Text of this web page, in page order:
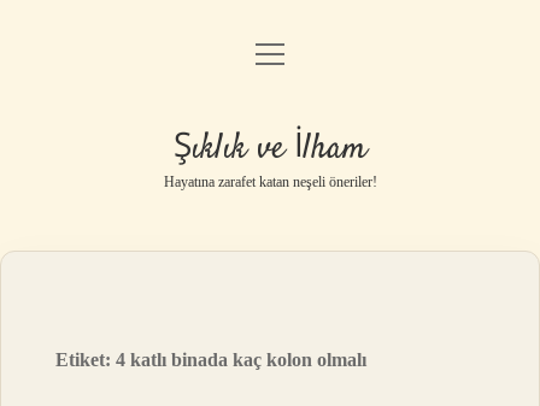
Anasayfa
Gizlilik Politikası
Yasal Uyarı
menüyü
Şıklık ve İlham
Hayatına zarafet katan neşeli öneriler!
Etiket:4 katlı binada kaç kolon olmalı